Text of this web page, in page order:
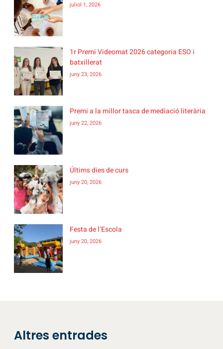
juliol 1, 2026
1r Premi Videomat 2026 categoria ESO i
batxillerat
juny 23, 2026
Premi a la millor tasca de mediació literària
juny 22, 2026
Últims dies de curs
juny 20, 2026
Festa de l’Escola
juny 20, 2026
Altres entrades